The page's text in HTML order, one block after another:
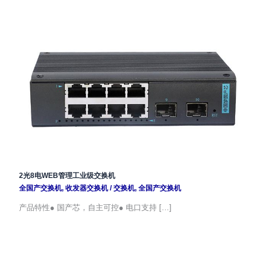
2光8电WEB管理工业级交换机
全国产交换机, 收发器交换机/交换机, 全国产交换机
产品特性● 国产芯，自主可控● 电口支持 […]